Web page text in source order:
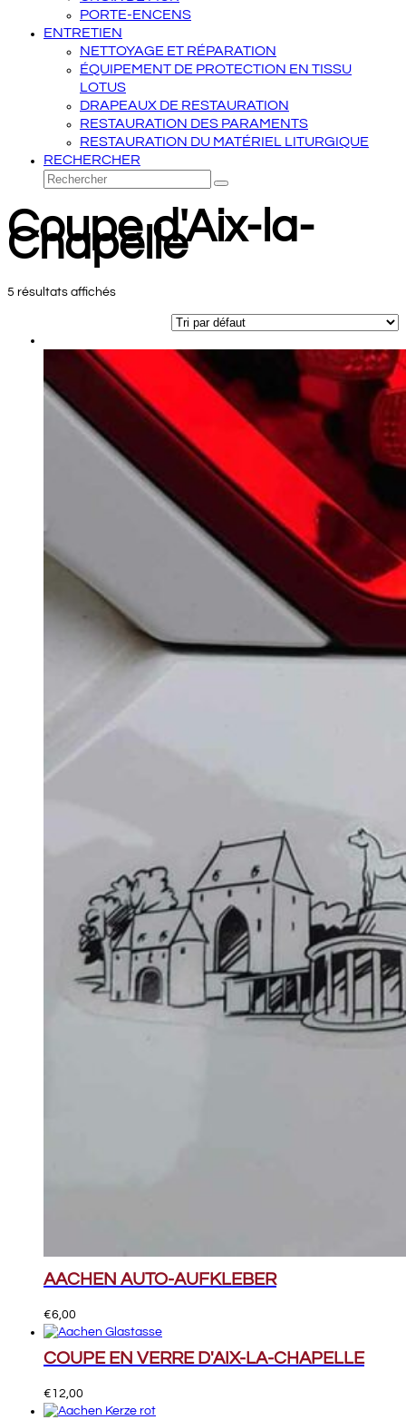
PORTE-ENCENS
ENTRETIEN
NETTOYAGE ET RÉPARATION
ÉQUIPEMENT DE PROTECTION EN TISSU
LOTUS
DRAPEAUX DE RESTAURATION
RESTAURATION DES PARAMENTS
RESTAURATION DU MATÉRIEL LITURGIQUE
RECHERCHER
Rechercher
Envoyer
Coupe d'Aix-la-
Chapelle
5 résultats affichés
AACHEN AUTO-AUFKLEBER
€6,00
COUPE EN VERRE D'AIX-LA-CHAPELLE
€12,00